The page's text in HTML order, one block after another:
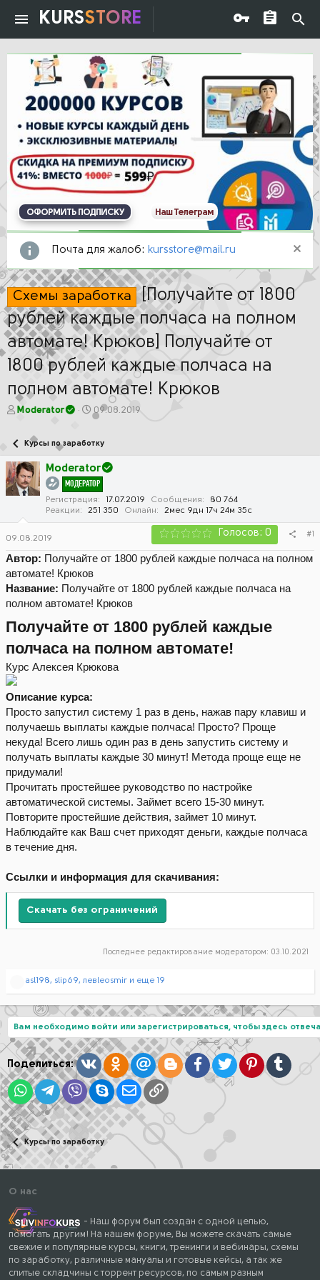
KURSSTORE
ОФОРМИТЬ ПОДПИСКУ Наш Телеграм
Почта для жалоб: kursstore@mail.ru
Схемы заработка [Получайте от 1800
рублей каждые полчаса на полном
автомате! Крюков] Получайте от
1800 рублей каждые полчаса на
полном автомате! Крюков
А
о
р
т
е
Moderator
Д
а
а
а
ч
а
л
а
09.08.2019
Курсы по заработку
Moderator
МОДЕРАТОР
Регистрация 17.07.2019 Сообщения
80 764
Реакции
251 350 Онлайн 2мес 9дн 17ч 24м 35с
09.08.2019 Голосов: 0 #1
Автор: Получайте от 1800 рублей каждые полчаса на полном
автомате! Крюков
Название: Получайте от 1800 рублей каждые полчаса на
полном автомате! Крюков
Получайте от 1800 рублей каждые
полчаса на полном автомате!
Курс Алексея Крюкова
Описание курса:
Просто запустил систему 1 раз в день, нажав пару клавиш и
получаешь выплаты каждые полчаса! Просто? Проще
некуда! Всего лишь один раз в день запустить систему и
получать выплаты каждые 30 минут! Метода проще еще не
придумали!
Прочитать простейшее руководство по настройке
автоматической системы. Займет всего 15-30 минут.
Повторите простейшие действия, займет 10 минут.
Наблюдайте как Ваш счет приходят деньги, каждые полчаса
в течение дня.
Ссылки и информация для скачивания:
Скачать без ограничений
Последнее редактирование модератором: 03.10.2021
Р
ц
и
и
:
asl198, slip69, левleosmir и еще 19
Вам необходимо войти или зарегистрироваться, чтобы здесь
Поделиться: ВконтактеОдноклассники
Mail.ruBloggerFacebook
TwitterPinterestTumblr
WhatsAppTelegram
ViberSkypeЭлектронная почта
Ссылка
Курсы по заработку
О нас
- Наш форум был создан с одной целью,
помогать другим! На нашем форуме, Вы можете скачать самые
свежие и популярные курсы, книги, тренинги и вебинары, схемы
по заработку, различные мануалы и готовые кейсы, а так же
слитые складчины с торрент ресурсов, по самым разным